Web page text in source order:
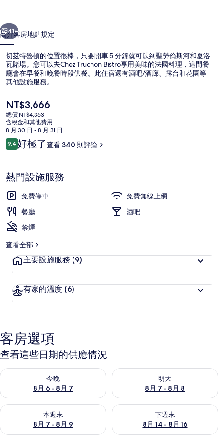
片
集
個 下一個
41+
簡介客房地點規定
切茲特魯頓的位置很棒，只要開車 5 分鐘就可以到聖勞倫斯河和夏洛
瓦賭場。您可以去Chez Truchon Bistro享用美味的法國料理，這間餐
廳會在早餐和晚餐時段供餐。此住宿還有酒吧/酒廊、露台和花園等
其他設施服務。
目
前
的
價
格
是
NT$3,666
總價 NT$4,363
含稅金和其他費用
8 月 30 日 - 8 月 31 日
評
論
9.49.4 分，滿分 10 分，
好極了查看 340 則評論
熱門設施服務
免費停車
免費無線上網
餐廳
酒吧
禁煙
查看全部
主要設施服務 (9)
有家的溫度 (6)
客房選項
查看這些日期的供應情況
今晚
8月 6 - 8月 7
查看今晚 (8月 6 - 8月 7) 的供應情況
明天
8月 7 - 8月 8
查看明天 (8月 7 - 8月 8) 的供
本週末
8月 7 - 8月 9
查看本週末 (8月 7 - 8月 9) 的供應情況
下週末
8月 14 - 8月 16
查看下週末 (8月 14 - 8月 16)